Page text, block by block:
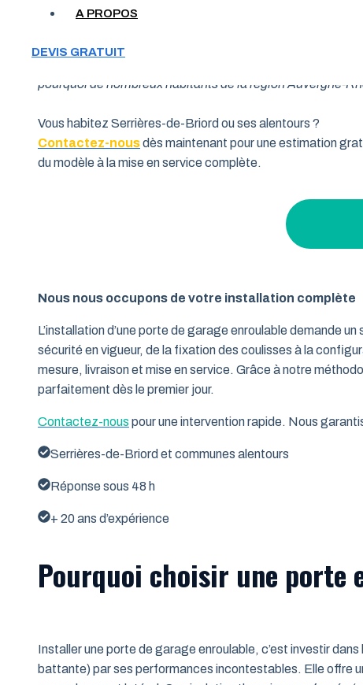
A PROPOS
DEVIS GRATUIT
pourquoi de nombreux habitants de la région Auvergne-
Vous habitez Serrières-de-Briord ou ses alentours ?
Contactez-nousdès maintenant pour une estimation
du modèle à la mise en service complète.
Nous nous occupons de votre installation complète
L’installation d’une porte de garage enroulable demande
sécurité en vigueur, de la fixation des coulisses à la
mesure, livraison et mise en service. Grâce à notre
parfaitement dès le premier jour.
Contactez-nous pour une intervention rapide. Nous
Serrières-de-Briord et communes alentours
Réponse sous 48 h
+ 20 ans d’expérience
Pourquoi choisir une porte
Installer une porte de garage enroulable, c’est investir
battante) par ses performances incontestables. Elle offre